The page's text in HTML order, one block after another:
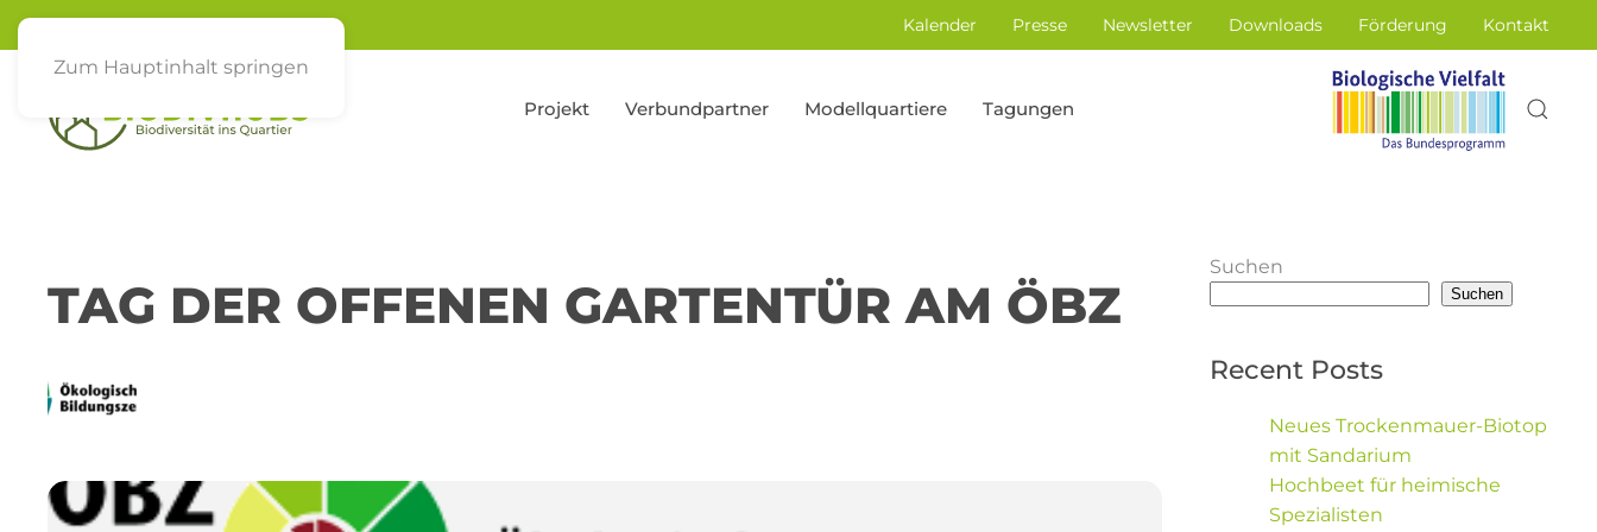
Zum Hauptinhalt springen
Kalender Presse Newsletter Downloads Förderung Kontakt
Projekt Verbundpartner Modellquartiere Tagungen
TAG DER OFFENEN GARTENTÜR AM ÖBZ
Suchen
Suchen
Recent Posts
Neues Trockenmauer-Biotop
mit Sandarium
Hochbeet für heimische
Spezialisten